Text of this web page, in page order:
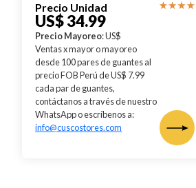
Precio Unidad
US$ 34.99
Precio Mayoreo: US$
Ventas x mayor o mayoreo
desde 100 pares de guantes al
precio FOB Perú de US$ 7.99
cada par de guantes,
contáctanos a través de nuestro
WhatsApp o escríbenos a:
info@cuscostores.com